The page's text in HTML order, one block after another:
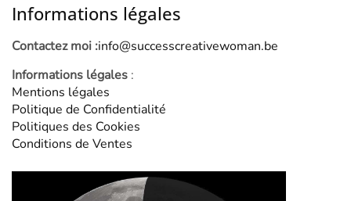
Informations légales
Contactez moi :info@successcreativewoman.be
Informations légales :
Mentions légales
Politique de Confidentialité
Politiques des Cookies
Conditions de Ventes